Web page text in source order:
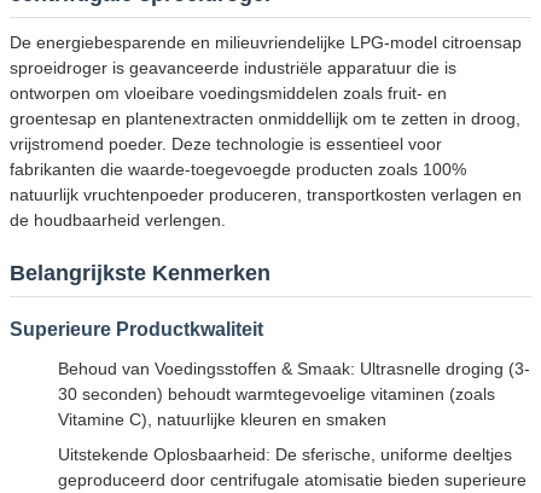
De energiebesparende en milieuvriendelijke LPG-model citroensap
sproeidroger is geavanceerde industriële apparatuur die is
ontworpen om vloeibare voedingsmiddelen zoals fruit- en
groentesap en plantenextracten onmiddellijk om te zetten in droog,
vrijstromend poeder. Deze technologie is essentieel voor
fabrikanten die waarde-toegevoegde producten zoals 100%
natuurlijk vruchtenpoeder produceren, transportkosten verlagen en
de houdbaarheid verlengen.
Belangrijkste Kenmerken
Superieure Productkwaliteit
Behoud van Voedingsstoffen & Smaak: Ultrasnelle droging (3-
30 seconden) behoudt warmtegevoelige vitaminen (zoals
Vitamine C), natuurlijke kleuren en smaken
Uitstekende Oplosbaarheid: De sferische, uniforme deeltjes
geproduceerd door centrifugale atomisatie bieden superieure